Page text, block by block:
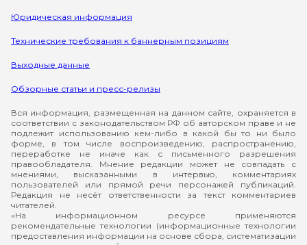
Юридическая информация
Технические требования к баннерным позициям
Выходные данные
Обзорные статьи и пресс-релизы
Вся информация, размещенная на данном сайте, охраняется в
соответствии с законодательством РФ об авторском праве и не
подлежит использованию кем-либо в какой бы то ни было
форме, в том числе воспроизведению, распространению,
переработке не иначе как с письменного разрешения
правообладателя. Мнение редакции может не совпадать с
мнениями, высказанными в интервью, комментариях
пользователей или прямой речи персонажей публикаций.
Редакция не несёт ответственности за текст комментариев
читателей.
«На информационном ресурсе применяются
рекомендательные технологии (информационные технологии
предоставления информации на основе сбора, систематизации